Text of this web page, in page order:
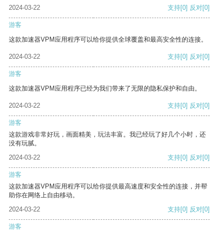
2024-03-22
支持[0] 反对[0]
游客
这款加速器VPM应用程序可以给你提供全球覆盖和最高安全性的连接。
2024-03-22 支持[0] 反对[0]
游客
这款加速器VPM应用程序已经为我们带来了无限的隐私保护和自由。
2024-03-22 支持[0] 反对[0]
游客
这款游戏非常好玩，画面精美，玩法丰富。我已经玩了好几个小时，还
没有玩腻。
2024-03-22
支持[0] 反对[0]
游客
这款加速器VPM应用程序可以给你提供最高速度和安全性的连接，并帮
助你在网络上自由移动。
2024-03-22
支持[0] 反对[0]
游客